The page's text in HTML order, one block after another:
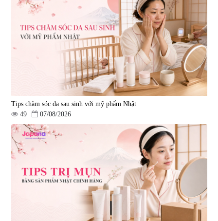
Tips chăm sóc da sau sinh với mỹ phẩm Nhật
49
07/08/2026